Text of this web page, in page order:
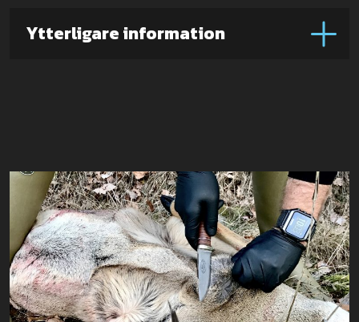
Ytterligare information